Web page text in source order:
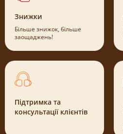
Знижки
Більше знижок, більше
заощаджень!
Підтримка та
консультації клієнтів